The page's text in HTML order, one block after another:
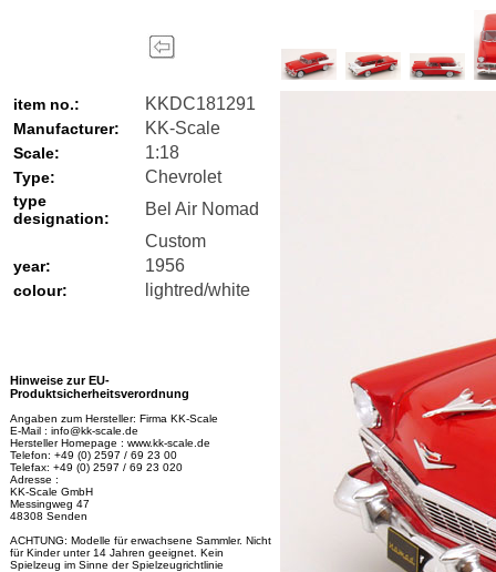
item no.: KKDC181291
Manufacturer: KK-Scale
Scale: 1:18
Type: Chevrolet
type
designation:
Bel Air Nomad
Custom
year: 1956
colour: lightred/white
Hinweise zur EU-
Produktsicherheitsverordnung
Angaben zum Hersteller: Firma KK-Scale
E-Mail : info@kk-scale.de
Hersteller Homepage : www.kk-scale.de
Telefon: +49 (0) 2597 / 69 23 00
Telefax: +49 (0) 2597 / 69 23 020
Adresse :
KK-Scale GmbH
Messingweg 47
48308 Senden
ACHTUNG: Modelle für erwachsene Sammler. Nicht
für Kinder unter 14 Jahren geeignet. Kein
Spielzeug im Sinne der Spielzeugrichtlinie